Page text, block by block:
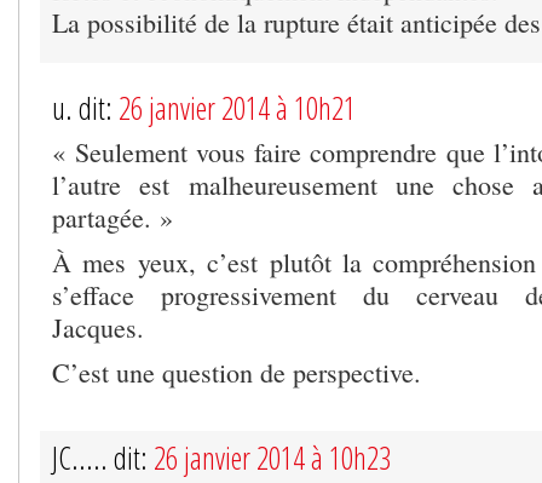
La possibilité de la rupture était anticipée
u. dit: 26 janvier 2014 à 10h21
« Seulement vous faire comprendre que
l’autre est malheureusement une chose
partagée. »
À mes yeux, c’est plutôt la
s’efface progressivement du cerveau
Jacques.
C’est une question de perspective.
JC..... dit: 26 janvier 2014 à 10h23